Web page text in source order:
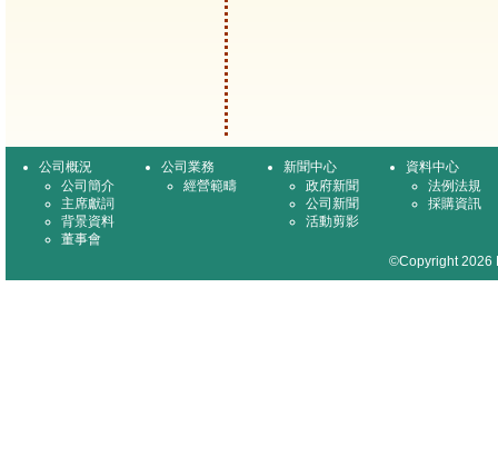
公司概況
公司簡介
主席獻詞
背景資料
董事會
公司業務
經營範疇
新聞中心
政府新聞
公司新聞
活動剪影
資料中心
法例法規
採購資訊
©Copyright 2026